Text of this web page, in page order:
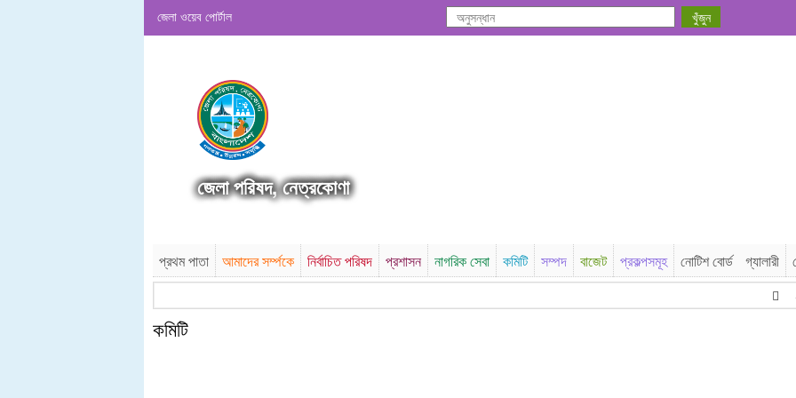
জেলা ওয়েব পোর্টাল
জেলা পরিষদ, নেত্রকোণা
প্রথম পাতা আমাদের সর্ম্পকে নির্বাচিত পরিষদ প্রশাসন নাগরিক সেবা কমিটি সম্পদ বাজেট প্রকল্পসমূহ নোটিশ বোর্ড গ্যালারী
কমিটি